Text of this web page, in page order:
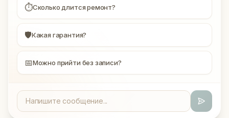
⏱Сколько длится ремонт?
🛡Какая гарантия?
📅Можно прийти без записи?